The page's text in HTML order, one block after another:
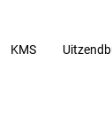
KMS